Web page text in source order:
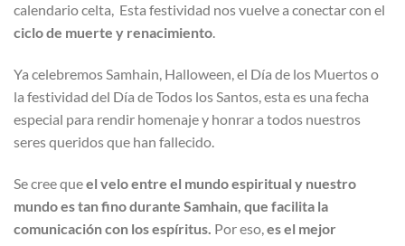
calendario celta, Esta festividad nos vuelve a conectar con el
ciclo de muerte y renacimiento.
Ya celebremos Samhain, Halloween, el Día de los Muertos o
la festividad del Día de Todos los Santos, esta es una fecha
especial para rendir homenaje y honrar a todos nuestros
seres queridos que han fallecido.
Se cree queel velo entre el mundo espiritual y nuestro
mundo es tan fino durante Samhain, que facilita la
comunicación con los espíritus. Por eso,es el mejor